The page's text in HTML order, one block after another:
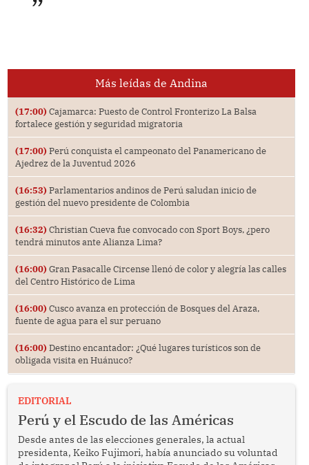
Más leídas de Andina
(17:00) Cajamarca: Puesto de Control Fronterizo La Balsa
fortalece gestión y seguridad migratoria
(17:00) Perú conquista el campeonato del Panamericano de
Ajedrez de la Juventud 2026
(16:53) Parlamentarios andinos de Perú saludan inicio de
gestión del nuevo presidente de Colombia
(16:32) Christian Cueva fue convocado con Sport Boys, ¿pero
tendrá minutos ante Alianza Lima?
(16:00) Gran Pasacalle Circense llenó de color y alegría las calles
del Centro Histórico de Lima
(16:00) Cusco avanza en protección de Bosques del Araza,
fuente de agua para el sur peruano
(16:00) Destino encantador: ¿Qué lugares turísticos son de
obligada visita en Huánuco?
EDITORIAL
Perú y el Escudo de las Américas
Desde antes de las elecciones generales, la actual
presidenta, Keiko Fujimori, había anunciado su voluntad